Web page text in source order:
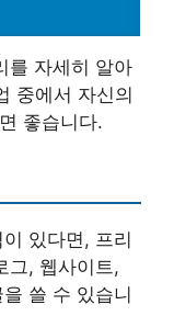
를 자세히 알아
중에서 자신의
좋습니다.
있다면, 프리
그, 웹사이트,
쓸 수 있습니